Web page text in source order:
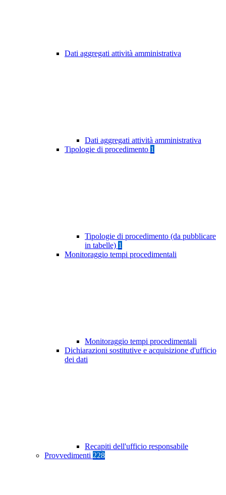
Dati aggregati attività amministrativa
Dati aggregati attività amministrativa
Tipologie di procedimento 1
Tipologie di procedimento (da pubblicare
in tabelle) 1
Monitoraggio tempi procedimentali
Monitoraggio tempi procedimentali
Dichiarazioni sostitutive e acquisizione d'ufficio
dei dati
Recapiti dell'ufficio responsabile
Provvedimenti 228